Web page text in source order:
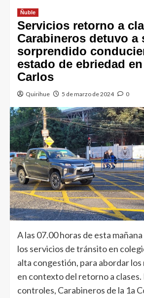
Ñuble
Servicios retorno a
Carabineros detuvo a
sorprendido
estado de ebriedad
Carlos
Quirihue 5 de marzo de 2024 0
A las 07.00 horas de esta
los servicios de tránsito en
alta congestión, para abordar
en contexto del retorno a clases.
controles, Carabineros de la 1a